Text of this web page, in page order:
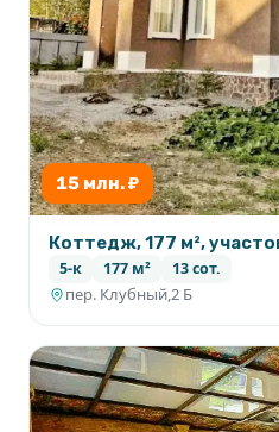
15 млн. ₽
Коттедж, 177 м²,
5-к 177 м² 13 сот.
пер. Клубный,2 Б